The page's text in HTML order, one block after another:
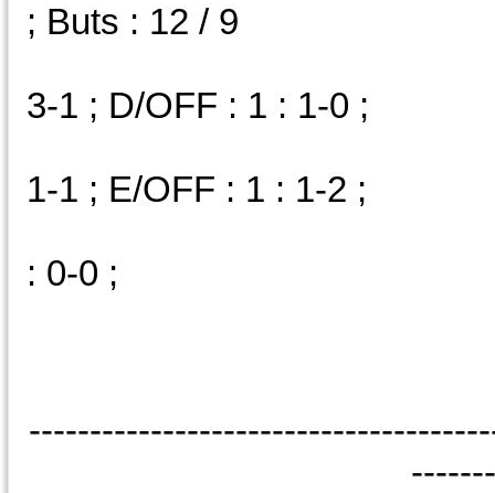
; Buts : 12 / 9
3-1 ; D/OFF : 1 : 1-0 ;
1-1 ; E/OFF : 1 : 1-2 ;
: 0-0 ;